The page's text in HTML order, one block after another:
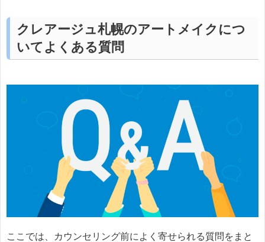
クレアージュ札幌のアートメイクにつ
いてよくある質問
ここでは、カウンセリング前によく寄せられる質問をまと